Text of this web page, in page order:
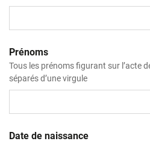
Prénoms
Tous les prénoms figurant sur l’acte
séparés d’une virgule
Date de naissance